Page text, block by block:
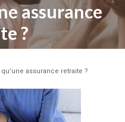
assurance
?
assurance retraite ?